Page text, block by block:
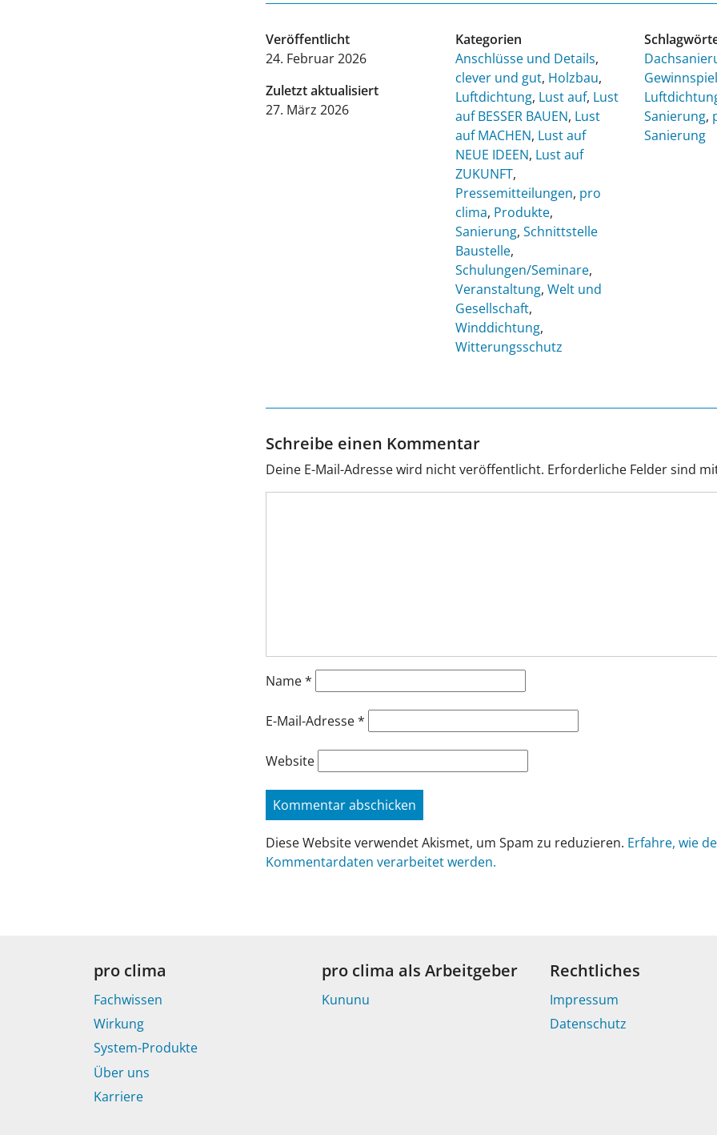
Veröffentlicht
24. Februar 2026
Zuletzt aktualisiert
27. März 2026
Kategorien
Anschlüsse und Details,
clever und gut, Holzbau,
Luftdichtung, Lust auf, Lust
auf BESSER BAUEN, Lust
auf MACHEN, Lust auf
NEUE IDEEN, Lust auf
ZUKUNFT,
Pressemitteilungen, pro
clima, Produkte,
Sanierung, Schnittstelle
Baustelle,
Schulungen/Seminare,
Veranstaltung, Welt und
Gesellschaft,
Winddichtung,
Witterungsschutz
Sanierung,
Sanierung
Schreibe einen Kommentar
Deine E-Mail-Adresse wird nicht veröffentlicht. Erforderliche Felder sind
Name*
E-Mail-Adresse*
Website
Diese Website verwendet Akismet, um Spam zu reduzieren. Erfahre, wie
Kommentardaten verarbeitet werden.
pro clima
Fachwissen
Wirkung
System-Produkte
Über uns
Karriere
pro clima als Arbeitgeber
Kununu
Rechtliches
Impressum
Datenschutz